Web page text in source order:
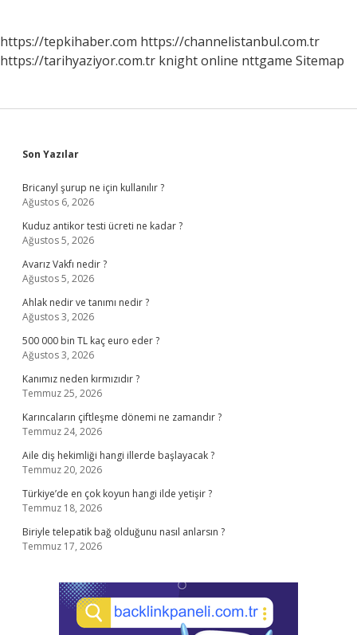
https://tepkihaber.com https://channelistanbul.com.tr
https://tarihyaziyor.com.tr knight online nttgame Sitemap
Sidebar
Son Yazılar
Bricanyl şurup ne için kullanılır ?
Ağustos 6, 2026
Kuduz antikor testi ücreti ne kadar ?
Ağustos 5, 2026
Avarız Vakfı nedir ?
Ağustos 5, 2026
Ahlak nedir ve tanımı nedir ?
Ağustos 3, 2026
500 000 bin TL kaç euro eder ?
Ağustos 3, 2026
Kanımız neden kırmızıdır ?
Temmuz 25, 2026
Karıncaların çiftleşme dönemi ne zamandır ?
Temmuz 24, 2026
Aile diş hekimliği hangi illerde başlayacak ?
Temmuz 20, 2026
Türkiye’de en çok koyun hangi ilde yetişir ?
Temmuz 18, 2026
Biriyle telepatik bağ olduğunu nasıl anlarsın ?
Temmuz 17, 2026